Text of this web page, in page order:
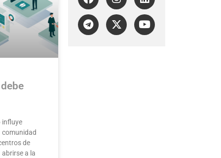
influye
comunidad
de
abrirse a la